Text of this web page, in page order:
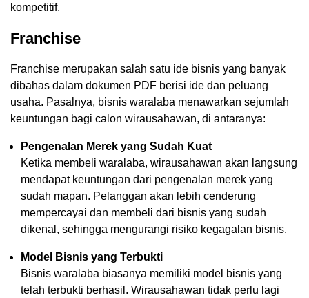
kompetitif.
Franchise
Franchise merupakan salah satu ide bisnis yang banyak
dibahas dalam dokumen PDF berisi ide dan peluang
usaha. Pasalnya, bisnis waralaba menawarkan sejumlah
keuntungan bagi calon wirausahawan, di antaranya:
Pengenalan Merek yang Sudah Kuat
Ketika membeli waralaba, wirausahawan akan langsung
mendapat keuntungan dari pengenalan merek yang
sudah mapan. Pelanggan akan lebih cenderung
mempercayai dan membeli dari bisnis yang sudah
dikenal, sehingga mengurangi risiko kegagalan bisnis.
Model Bisnis yang Terbukti
Bisnis waralaba biasanya memiliki model bisnis yang
telah terbukti berhasil. Wirausahawan tidak perlu lagi